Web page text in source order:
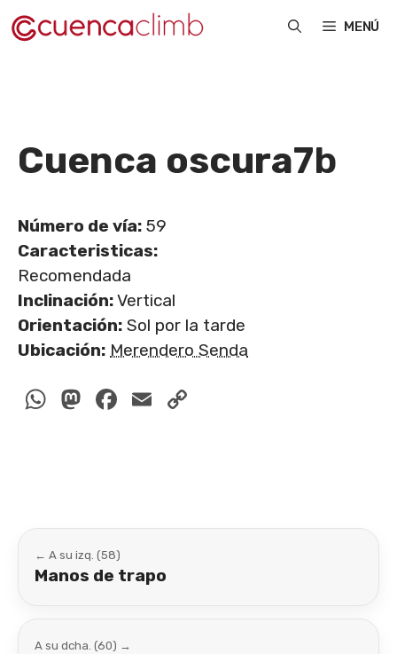
Saltar
al
MENÚ
Cuenca oscura7b
Número de vía: 59
Caracteristicas:
Recomendada
Inclinación:Vertical
Orientación: Sol por la tarde
Ubicación: Merendero Senda
WhatsApp
Mastodon
Facebook
Email
← A su izq. (58)
Manos de trapo
A su dcha. (60) →